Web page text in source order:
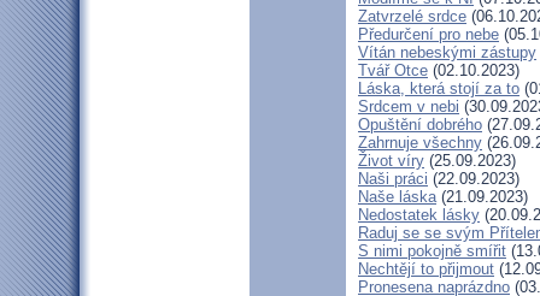
Zatvrzelé srdce
Předurčení pro nebe
Vítán nebeskými zástupy
Tvář Otce (02.10.2023)
Láska, která stojí za to
Srdcem v nebi
Opuštění dobrého
Zahrnuje všechny
Život víry (25.09.2023)
Naši práci (22.09.2023)
Naše láska(21.09.2023)
Nedostatek lásky
Raduj se se svým
S nimi pokojně smířit
Nechtějí to přijmout
Pronesena naprázdno